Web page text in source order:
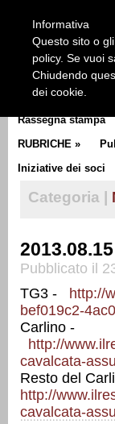
CLUB
Rassegna stampa
RUBRICHE »
Iniziative dei soci
Categoria |
Pubblicato il
TG3 - http://
bef019c2-
Carlino -
http://
cavalcata-
Resto del
http://
cavalcata-
Informativa
Questo sito o
policy. Se vuoi
Chiudendo
dei cookie.